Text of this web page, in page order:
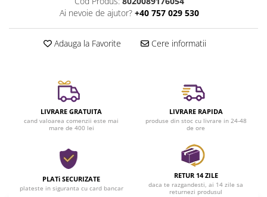
Ai nevoie de ajutor? +40 757 029 530
Adauga la Favorite Cere informatii
LIVRARE GRATUITA
cand valoarea comenzii este mai
mare de 400 lei
LIVRARE RAPIDA
produse din stoc cu livrare in 24-48
de ore
PLATi SECURIZATE
plateste in siguranta cu card bancar
RETUR 14 ZILE
daca te razgandesti, ai 14 zile sa
returnezi produsul